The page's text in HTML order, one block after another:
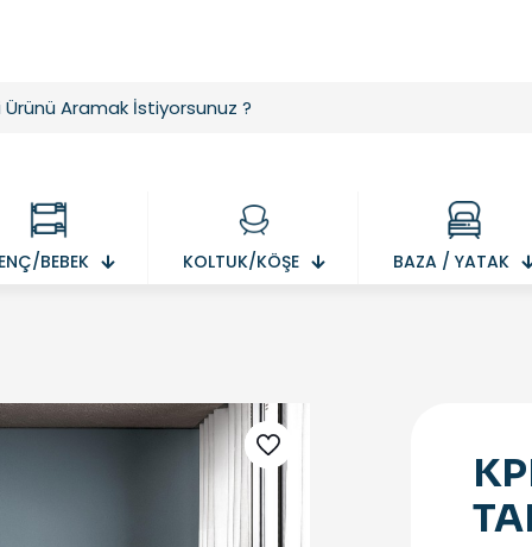
BEBEK KOLTUK/KÖŞE BAZA / YATAK